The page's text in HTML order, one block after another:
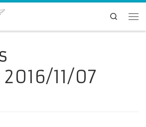
Search
2016/11/07